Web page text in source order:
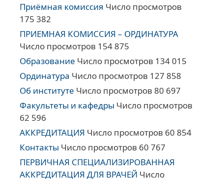
Приёмная комиссия Число просмотров
175 382
ПРИЕМНАЯ КОМИССИЯ – ОРДИНАТУРА
Число просмотров 154 875
Образование Число просмотров 134 015
Ординатура Число просмотров 127 858
Об институте Число просмотров 80 697
Факультеты и кафедры Число просмотров
62 596
АККРЕДИТАЦИЯ Число просмотров 60 854
Контакты Число просмотров 60 767
ПЕРВИЧНАЯ СПЕЦИАЛИЗИРОВАННАЯ
АККРЕДИТАЦИЯ ДЛЯ ВРАЧЕЙ Число